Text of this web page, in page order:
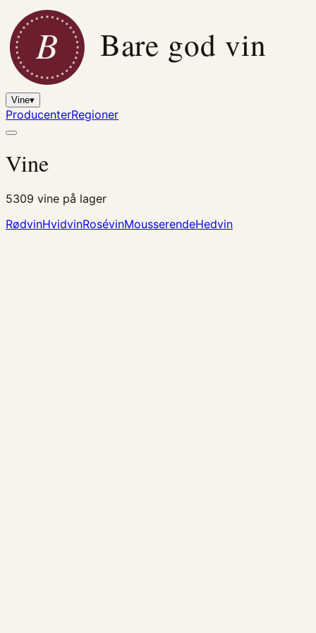
B Bare god vin
Vine▾
ProducenterRegioner
Vine
5309 vine på lager
RødvinHvidvinRosévinMousserendeHedvin